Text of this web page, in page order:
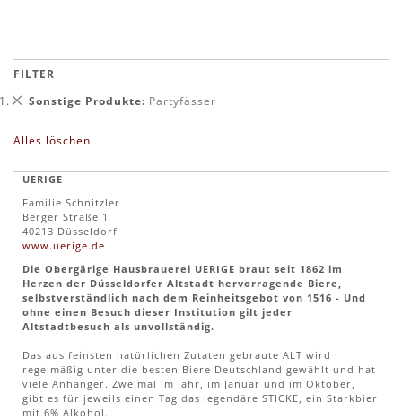
FILTER
Sonstige Produkte Partyfässer
Dies
Alles löschen
UERIGE
Familie Schnitzler
Berger Straße 1
40213 Düsseldorf
www.uerige.de
Die Obergärige Hausbrauerei UERIGE braut seit 1862 im
Herzen der Düsseldorfer Altstadt hervorragende Biere,
selbstverständlich nach dem Reinheitsgebot von 1516 - Und
ohne einen Besuch dieser Institution gilt jeder
Altstadtbesuch als unvollständig.
Das aus feinsten natürlichen Zutaten gebraute ALT wird
regelmäßig unter die besten Biere Deutschland gewählt und hat
viele Anhänger. Zweimal im Jahr, im Januar und im Oktober,
gibt es für jeweils einen Tag das legendäre STICKE, ein Starkbier
mit 6% Alkohol.